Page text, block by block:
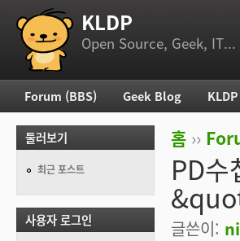
부 메뉴 KLDP
Open Source, Geek, IT...
현재 위치
홈 ››
PD
글쓴이:
주 메뉴
Forum (BBS) Geek Blog
둘러보기
최근 포스트
사용자 로그인